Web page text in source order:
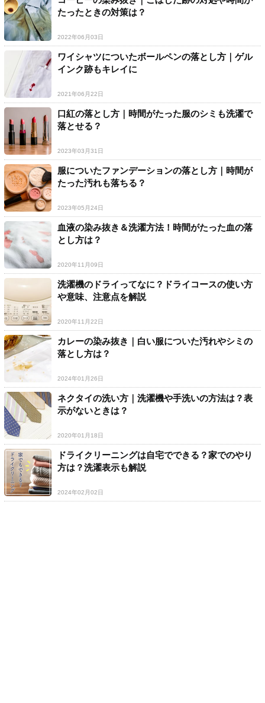
たったときの対策は？
2022年06月03日
ワイシャツについたボールペンの落とし方｜ゲル
インク跡もキレイに
2021年06月22日
口紅の落とし方｜時間がたった服のシミも洗濯で
落とせる？
2023年03月31日
服についたファンデーションの落とし方｜時間が
たった汚れも落ちる？
2023年05月24日
血液の染み抜き＆洗濯方法！時間がたった血の落
とし方は？
2020年11月09日
洗濯機のドライってなに？ドライコースの使い方
や意味、注意点を解説
2020年11月22日
カレーの染み抜き｜白い服についた汚れやシミの
落とし方は？
2024年01月26日
ネクタイの洗い方｜洗濯機や手洗いの方法は？表
示がないときは？
2020年01月18日
ドライクリーニングは自宅でできる？家でのやり
方は？洗濯表示も解説
2024年02月02日